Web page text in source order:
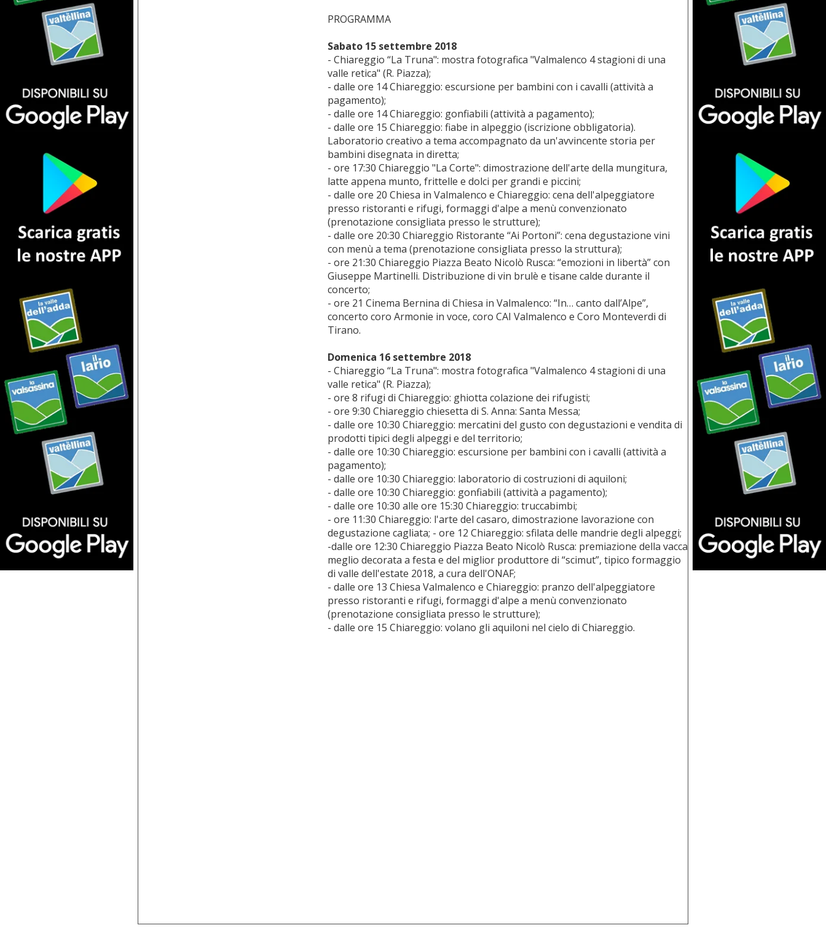
PROGRAMMA
Sabato 15 settembre 2018
- Chiareggio “La Truna": mostra fotografica "Valmalenco 4 stagioni di una
valle retica" (R. Piazza);
- dalle ore 14 Chiareggio: escursione per bambini con i cavalli (attività a
pagamento);
- dalle ore 14 Chiareggio: gonfiabili (attività a pagamento);
- dalle ore 15 Chiareggio: fiabe in alpeggio (iscrizione obbligatoria).
Laboratorio creativo a tema accompagnato da un'avvincente storia per
bambini disegnata in diretta;
- ore 17:30 Chiareggio "La Corte": dimostrazione dell'arte della mungitura,
latte appena munto, frittelle e dolci per grandi e piccini;
- dalle ore 20 Chiesa in Valmalenco e Chiareggio: cena dell'alpeggiatore
presso ristoranti e rifugi, formaggi d'alpe a menù convenzionato
(prenotazione consigliata presso le strutture);
- dalle ore 20:30 Chiareggio Ristorante “Ai Portoni”: cena degustazione vini
con menù a tema (prenotazione consigliata presso la struttura);
- ore 21:30 Chiareggio Piazza Beato Nicolò Rusca: “emozioni in libertà” con
Giuseppe Martinelli. Distribuzione di vin brulè e tisane calde durante il
concerto;
- ore 21 Cinema Bernina di Chiesa in Valmalenco: “In… canto dall’Alpe”,
concerto coro Armonie in voce, coro CAI Valmalenco e Coro Monteverdi di
Tirano.
Domenica 16 settembre 2018
- Chiareggio “La Truna": mostra fotografica "Valmalenco 4 stagioni di una
valle retica" (R. Piazza);
- ore 8 rifugi di Chiareggio: ghiotta colazione dei rifugisti;
- ore 9:30 Chiareggio chiesetta di S. Anna: Santa Messa;
- dalle ore 10:30 Chiareggio: mercatini del gusto con degustazioni e vendita di
prodotti tipici degli alpeggi e del territorio;
- dalle ore 10:30 Chiareggio: escursione per bambini con i cavalli (attività a
pagamento);
- dalle ore 10:30 Chiareggio: laboratorio di costruzioni di aquiloni;
- dalle ore 10:30 Chiareggio: gonfiabili (attività a pagamento);
- dalle ore 10:30 alle ore 15:30 Chiareggio: truccabimbi;
- ore 11:30 Chiareggio: l'arte del casaro, dimostrazione lavorazione con
degustazione cagliata; - ore 12 Chiareggio: sfilata delle mandrie degli alpeggi;
-dalle ore 12:30 Chiareggio Piazza Beato Nicolò Rusca: premiazione della vacca
meglio decorata a festa e del miglior produttore di “scimut”, tipico formaggio
di valle dell'estate 2018, a cura dell'ONAF;
- dalle ore 13 Chiesa Valmalenco e Chiareggio: pranzo dell'alpeggiatore
presso ristoranti e rifugi, formaggi d'alpe a menù convenzionato
(prenotazione consigliata presso le strutture);
- dalle ore 15 Chiareggio: volano gli aquiloni nel cielo di Chiareggio.